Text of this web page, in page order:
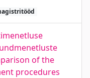
of the
procedures